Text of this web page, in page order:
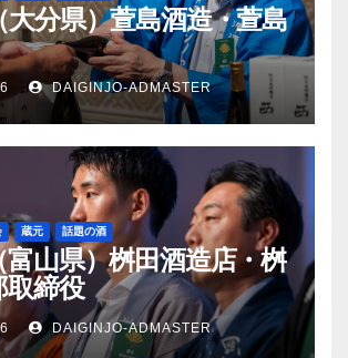
大分県）萱島酒造・萱島
DAIGINJO-ADMASTER
蔵元 話題の酒
富山県）桝田酒造店・桝
取締役
DAIGINJO-ADMASTER